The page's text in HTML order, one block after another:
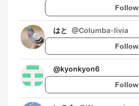
Follow
はと @Columba-livia
Follow
@kyonkyon6
Follow